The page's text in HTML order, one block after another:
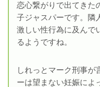
恋心繋がりで出てきた
子ジャスパーです。隣
激しい性行為に及んで
るようですね。
しれっとマーク刑事が
ーは望まない妊娠によ